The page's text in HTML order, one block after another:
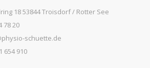
18 53844 Troisdorf / Rotter See
78 20
schuette.de
654 910